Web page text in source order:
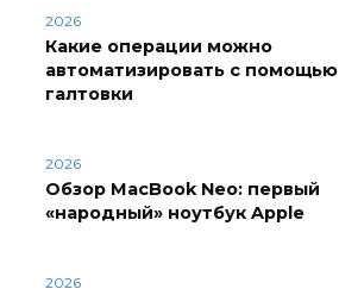
2026
Какие операции можно
автоматизировать с помощью
галтовки
2026
Обзор MacBook Neo: первый
«народный» ноутбук Apple
2026